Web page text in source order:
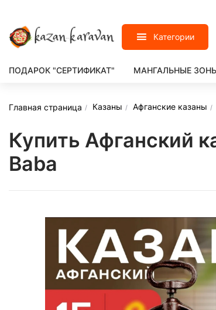
Категории
ПОДАРОК "СЕРТИФИКАТ" МАНГАЛЬНЫЕ
Главная страница Казаны Афганские казаны
Купить Афганский
Baba